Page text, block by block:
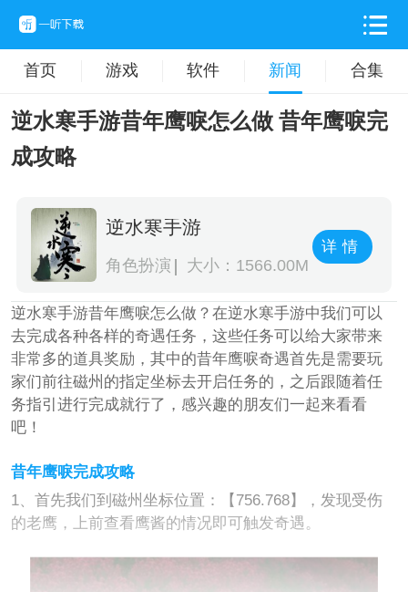
首页 游戏 软件 新闻 合集
逆水寒手游昔年鹰唳怎么做 昔年鹰唳完
成攻略
逆水寒手游
角色扮演 大小：1566.00M
详情
逆水寒手游昔年鹰唳怎么做？在逆水寒手游中我们可以
去完成各种各样的奇遇任务，这些任务可以给大家带来
非常多的道具奖励，其中的昔年鹰唳奇遇首先是需要玩
家们前往磁州的指定坐标去开启任务的，之后跟随着任
务指引进行完成就行了，感兴趣的朋友们一起来看看
吧！
昔年鹰唳完成攻略
1、首先我们到磁州坐标位置：【756.768】，发现受伤
的老鹰，上前查看鹰酱的情况即可触发奇遇。